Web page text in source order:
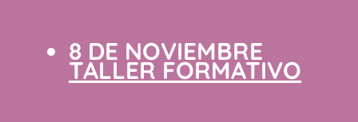
8 DE NOVIEMBRE
TALLER FORMATIVO